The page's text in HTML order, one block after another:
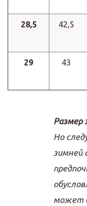
28,5 42,5
29 43
Размер
Но
зимней
может